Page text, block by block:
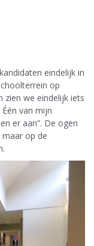
eindelijk in
op
zien we eindelijk iets
van mijn
er aan”. De ogen
op de